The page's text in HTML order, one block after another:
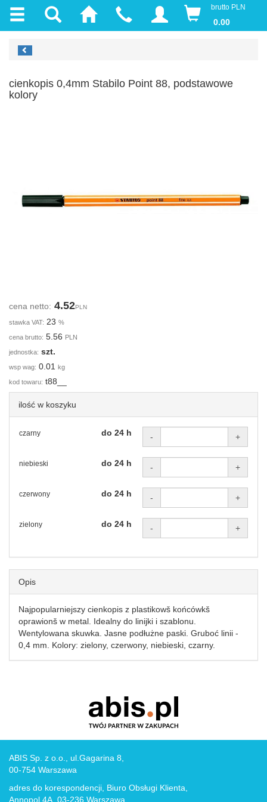
brutto PLN
0.00
cienkopis 0,4mm Stabilo Point 88, podstawowe
kolory
cena netto: 4.52PLN
stawka VAT: 23 %
cena brutto: 5.56 PLN
jednostka: szt.
wsp wag: 0.01 kg
kod towaru: t88__
ilość w koszyku
czarny do 24 h - +
niebieski do 24 h - +
czerwony do 24 h - +
zielony do 24 h - +
Opis
Najpopularniejszy cienkopis z plastikowš końcówkš
oprawionš w metal. Idealny do linijki i szablonu.
Wentylowana skuwka. Jasne podłużne paski. Gruboć linii -
0,4 mm. Kolory: zielony, czerwony, niebieski, czarny.
ABIS Sp. z o.o., ul.Gagarina 8,
00-754 Warszawa
adres do korespondencji, Biuro Obsługi Klienta,
Annopol 4A, 03-236 Warszawa